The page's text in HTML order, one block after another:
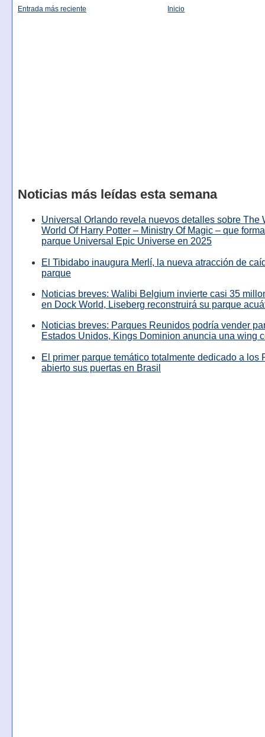
Entrada más reciente Inicio
Noticias más leídas esta semana
Universal Orlando revela nuevos detalles sobre The
World Of Harry Potter – Ministry Of Magic – que
parque Universal Epic Universe en 2025
El Tibidabo inaugura Merlí, la nueva atracción de
parque
Noticias breves: Walibi Belgium invierte casi 35
en Dock World, Liseberg reconstruirá su parque
Noticias breves: Parques Reunidos podría vender
Estados Unidos, Kings Dominion anuncia una wing
El primer parque temático totalmente dedicado a los
abierto sus puertas en Brasil